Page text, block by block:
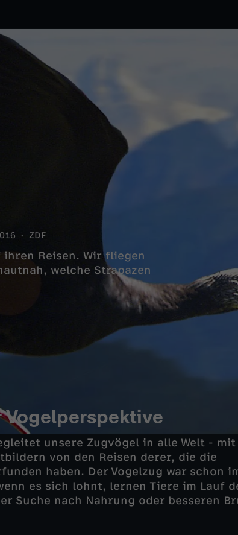
ZDF
Reisen. Wir fliegen
welche Strapazen
unsere Zugvögel in alle Welt - mit
von den Reisen derer, die die
haben. Der Vogelzug war schon
es sich lohnt, lernen Tiere im Lauf
Suche nach Nahrung oder besseren